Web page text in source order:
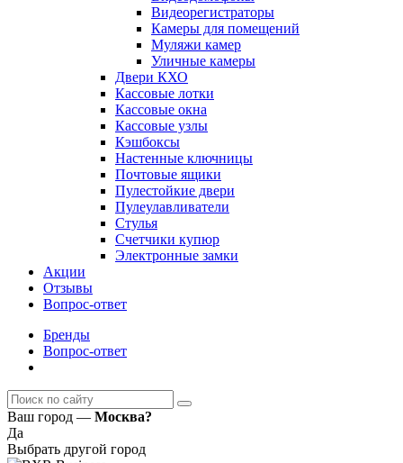
Видеорегистраторы
Камеры для помещений
Муляжи камер
Уличные камеры
Двери КХО
Кассовые лотки
Кассовые окна
Кассовые узлы
Кэшбоксы
Настенные ключницы
Почтовые ящики
Пулестойкие двери
Пулеулавливатели
Стулья
Счетчики купюр
Электронные замки
Акции
Отзывы
Вопрос-ответ
Бренды
Вопрос-ответ
Ваш город — Москва?
Да
Выбрать другой город